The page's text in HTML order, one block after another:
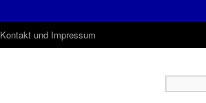
Kontakt und Impressum